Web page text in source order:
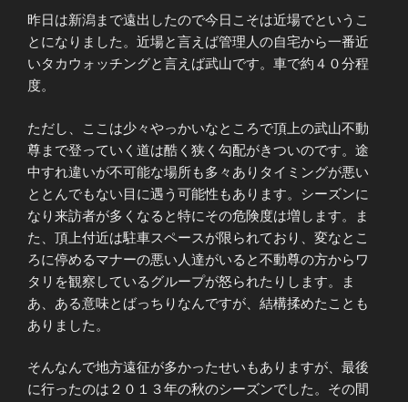
昨日は新潟まで遠出したので今日こそは近場でというこ
とになりました。近場と言えば管理人の自宅から一番近
いタカウォッチングと言えば武山です。車で約４０分程
度。
ただし、ここは少々やっかいなところで頂上の武山不動
尊まで登っていく道は酷く狭く勾配がきついのです。途
中すれ違いが不可能な場所も多々ありタイミングが悪い
ととんでもない目に遇う可能性もあります。シーズンに
なり来訪者が多くなると特にその危険度は増します。ま
た、頂上付近は駐車スペースが限られており、変なとこ
ろに停めるマナーの悪い人達がいると不動尊の方からワ
タリを観察しているグループが怒られたりします。ま
あ、ある意味とばっちりなんですが、結構揉めたことも
ありました。
そんなんで地方遠征が多かったせいもありますが、最後
に行ったのは２０１３年の秋のシーズンでした。その間